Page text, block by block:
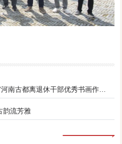
“中原文脉 银龄华章”河南古都离退休干部优秀书画作品展（安阳站）在安阳市文化馆开展
韵流芳雅